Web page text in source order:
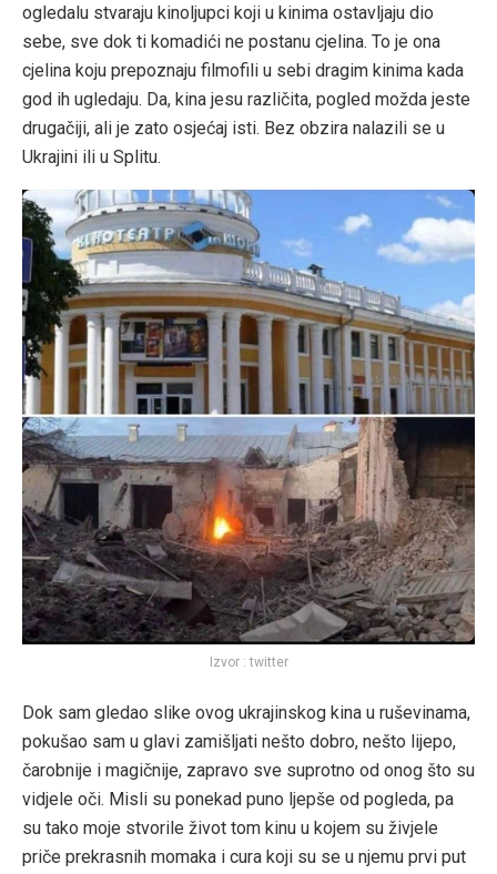
ogledalu stvaraju kinoljupci koji u kinima ostavljaju dio
sebe, sve dok ti komadići ne postanu cjelina. To je ona
cjelina koju prepoznaju filmofili u sebi dragim kinima kada
god ih ugledaju. Da, kina jesu različita, pogled možda jeste
drugačiji, ali je zato osjećaj isti. Bez obzira nalazili se u
Ukrajini ili u Splitu.
Izvor : twitter
Dok sam gledao slike ovog ukrajinskog kina u ruševinama,
pokušao sam u glavi zamišljati nešto dobro, nešto lijepo,
čarobnije i magičnije, zapravo sve suprotno od onog što su
vidjele oči. Misli su ponekad puno ljepše od pogleda, pa
su tako moje stvorile život tom kinu u kojem su živjele
priče prekrasnih momaka i cura koji su se u njemu prvi put